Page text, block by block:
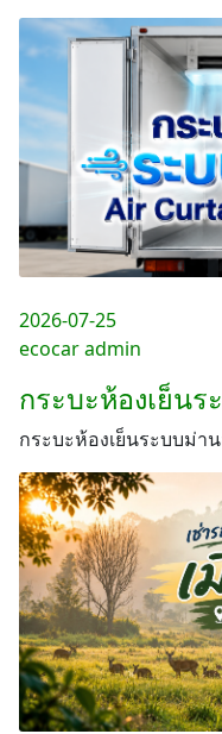
2026-07-25
ecocar admin
กระบะห้องเย็น
กระบะห้องเย็นระบบม่า